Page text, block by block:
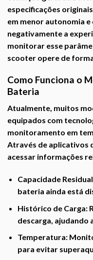
especificações
em menor autonomia
negativamente a
monitorar esse
scooter opere de
Como Funciona o
Bateria
Atualmente, muitos
equipados com
monitoramento em
Através de aplicativos
acessar informações
Capacidade
bateria ainda está
Histórico de Carga:
descarga, ajudando
Temperatura:
para evitar